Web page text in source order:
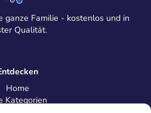
ganze Familie - kostenlos und in
Qualität.
Home
Kategorien